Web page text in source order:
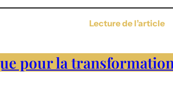
Lecture de l’article
pour la